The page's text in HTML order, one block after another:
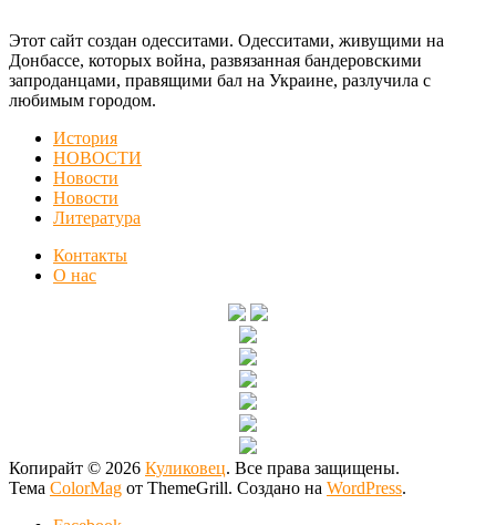
Этот сайт создан одесситами. Одесситами, живущими на
Донбассе, которых война, развязанная бандеровскими
запроданцами, правящими бал на Украине, разлучила с
любимым городом.
История
НОВОСТИ
Новости
Новости
Литература
Контакты
О нас
Копирайт © 2026 Куликовец. Все права защищены.
Тема ColorMag от ThemeGrill. Создано на WordPress.